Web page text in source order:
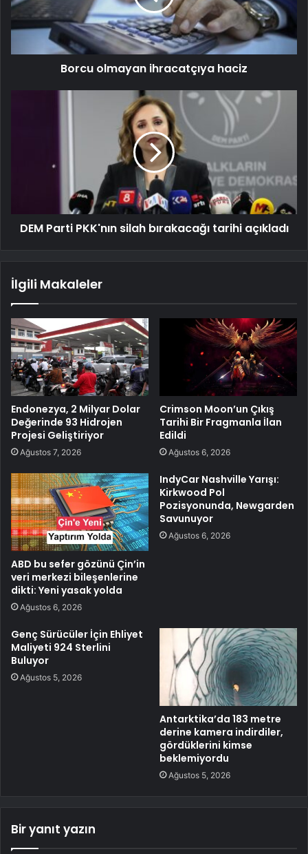
Borcu olmayan ihracatçıya haciz
DEM Parti PKK'nın silah bırakacağı tarihi açıkladı
İlgili Makaleler
Endonezya, 2 Milyar Dolar
Değerinde 93 Hidrojen
Projesi Geliştiriyor
Ağustos 7, 2026
Crimson Moon’un Çıkış
Tarihi Bir Fragmanla İlan
Edildi
Ağustos 6, 2026
ABD bu sefer gözünü Çin’in
veri merkezi bileşenlerine
dikti: Yeni yasak yolda
Ağustos 6, 2026
IndyCar Nashville Yarışı:
Kirkwood Pol
Pozisyonunda, Newgarden
Savunuyor
Ağustos 6, 2026
Genç Sürücüler İçin Ehliyet
Maliyeti 924 Sterlini
Buluyor
Ağustos 5, 2026
Antarktika’da 183 metre
derine kamera indirdiler,
gördüklerini kimse
beklemiyordu
Ağustos 5, 2026
Bir yanıt yazın